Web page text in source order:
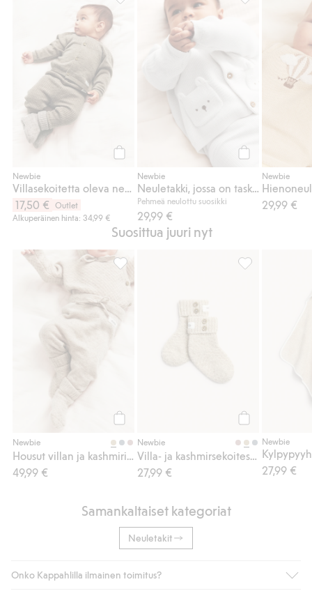
Newbie
17,50 €
Outlet
Alkuperäinen hinta: 34,99 €
Villasekoitetta oleva neuletakki, Lisää
Newbie
Pehmeä neulottu suosikki
29,99 €
Newbie
29,99 €
Suosittua juuri nyt
Newbie
49,99 €
Housut villan ja kashmirin sekoitteesta,
Newbie
27,99 €
Newbie
27,99 €
Samankaltaiset kategoriat
Neuletakit
Onko Kappahlilla ilmainen toimitus?